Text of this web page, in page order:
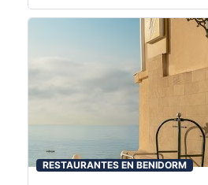
RESTAURANTES EN BENIDORM